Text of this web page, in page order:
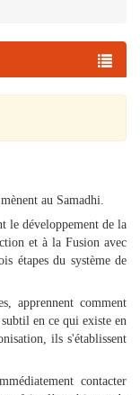
au Samadhi.
le développement de la
et à la Fusion avec
étapes du système de
apprennent comment
en ce qui existe en
ils s'établissent
contacter